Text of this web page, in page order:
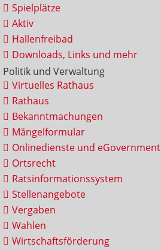
Spielplätze
Aktiv
Hallenfreibad
Downloads, Links und mehr
Politik und Verwaltung
Virtuelles Rathaus
Rathaus
Bekanntmachungen
Mängelformular
Onlinedienste und eGovernment
Ortsrecht
Ratsinformationssystem
Stellenangebote
Vergaben
Wahlen
Wirtschaftsförderung